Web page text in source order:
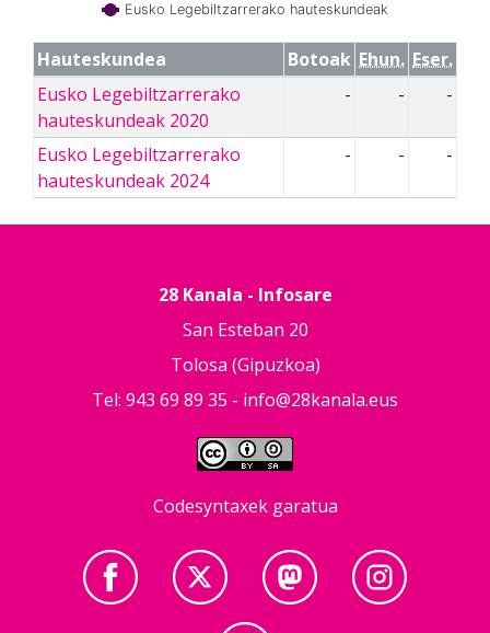
Eusko Legebiltzarrerako hauteskundeak
Hauteskundea Botoak Ehun. Eser.
Eusko Legebiltzarrerako
hauteskundeak 2020
- - -
Eusko Legebiltzarrerako
hauteskundeak 2024
- - -
28 Kanala - Infosare
San Esteban 20
Tolosa (Gipuzkoa)
Tel: 943 69 89 35 - info@28kanala.eus
Codesyntaxek garatua